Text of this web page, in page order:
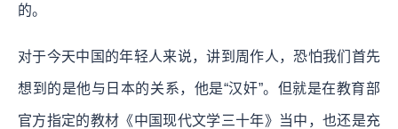
的。
对于今天中国的年轻人来说，讲到周作人，恐怕我们首先
想到的是他与日本的关系，他是“汉奸”。但就是在教育部
官方指定的教材《中国现代文学三十年》当中，也还是充